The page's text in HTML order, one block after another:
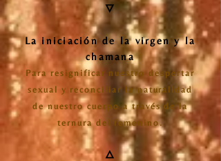
🜄​
La iniciación de la virgen y la
chamana
Para resignificar nuestro despertar
sexual y reconciliar la naturalidad
de nuestro cuerpo a través de la
ternura del femenino.
🜂